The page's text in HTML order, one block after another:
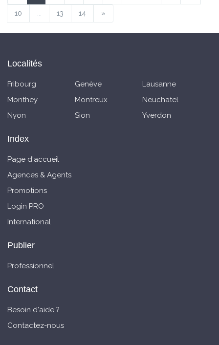
10 ... 13 14 »
Localités
Fribourg Genève
Lausanne
Monthey
Montreux
Neuchatel
Nyon
Sion Yverdon
Index
Page d'accueil
Agences & Agents
Promotions
Login PRO
International
Publier
Professionnel
Contact
Besoin d'aide ?
Contactez-nous